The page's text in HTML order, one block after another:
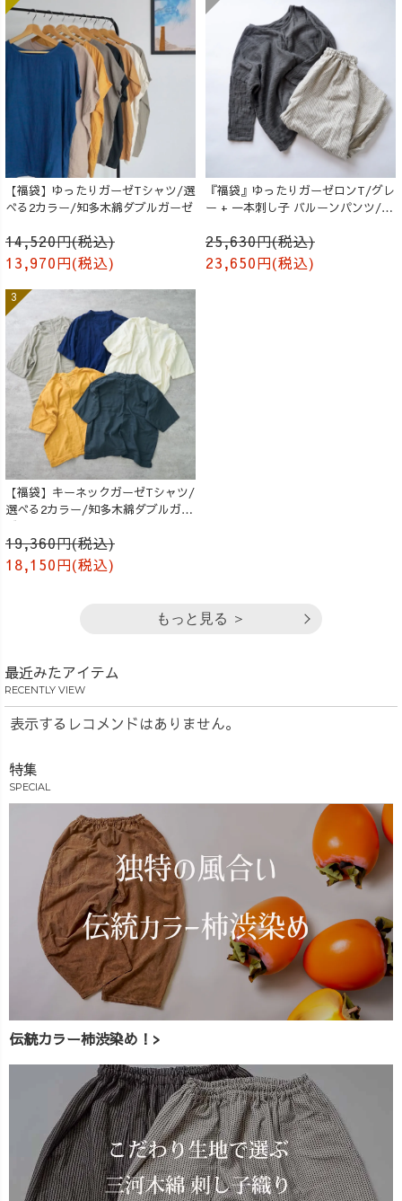
【福袋】ゆったりガーゼTシャツ/選
べる2カラー/知多木綿ダブルガーゼ
14,520円(税込)
13,970円(税込)
『福袋』ゆったりガーゼロンT/グレ
ー + 一本刺し子 バルーンパンツ/生
25,630円(税込)
23,650円(税込)
【福袋】キーネックガーゼTシャツ/
選べる2カラー/知多木綿ダブルガー
ゼ
19,360円(税込)
18,150円(税込)
もっと見る ＞
最近みたアイテム
RECENTLY VIEW
表示するレコメンドはありません。
特集
SPECIAL
伝統カラー柿渋染め！>